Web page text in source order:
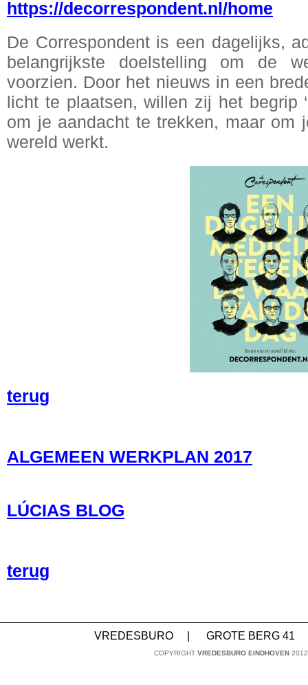
https://decorrespondent.nl/home
De Correspondent is een dagelijks,
belangrijkste doelstelling om de
voorzien. Door het nieuws in een
licht te plaatsen, willen zij het begrip
om je aandacht te trekken, maar om
wereld werkt.
terug
ALGEMEEN WERKPLAN 2017
LÚCIAS BLOG
terug
VREDESBURO GROTE BERG 41
COPYRIGHT VREDESBURO EINDHOVEN